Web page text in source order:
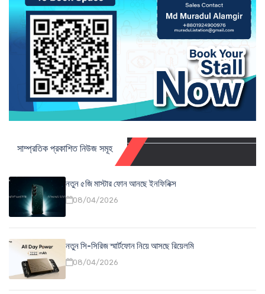
সাম্প্রতিক প্রকাশিত নিউজ সমূহ
নতুন ৫জি মাস্টার ফোন আনছে ইনফিনিক্স
08/04/2026
নতুন সি-সিরিজ স্মার্টফোন নিয়ে আসছে রিয়েলমি
08/04/2026